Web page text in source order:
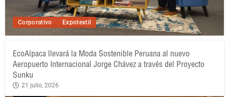
Corporativo Expotextil
EcoAlpaca llevará la Moda Sostenible Peruana al nuevo
Aeropuerto Internacional Jorge Chávez a través del Proyecto
Sunku
21 julio, 2026